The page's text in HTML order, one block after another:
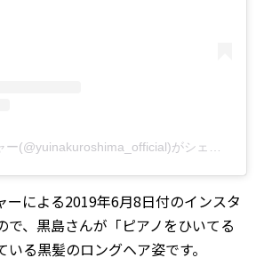
ーによる2019年6月8日付のインスタ
で、黒島さんが「ピアノをひいてる
る黒髪のロングヘア姿です。